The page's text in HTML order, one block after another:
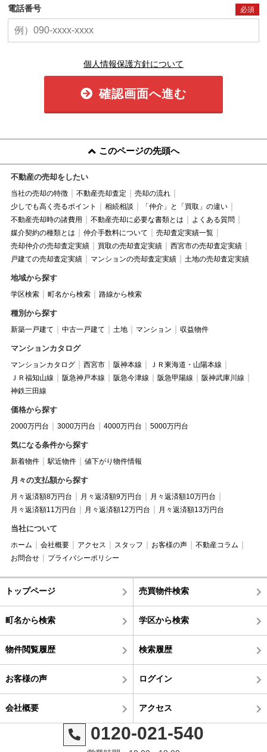
電話番号 必須
個人情報保護方針について
確認画面へ進む
このページの先頭へ
不動産の売却をしたい
当社の売却の特徴 不動産売却査定
売却の流れ
少しでも高く売るポイント
相続相談
「仲介」と「買取」の違い
不動産売却時の諸費用
不動産売却に必要な書類とは
よくある質問
媒介契約の種類とは
仲介手数料について
売却査定実績一覧
売却仲介の売却査定実績
買取の売却査定実績
西宮市の売却査定実績
戸建ての売却査定実績
マンションの売却査定実績 土地の売却査定実績
地域から探す
学区検索 町名から検索 路線から検索
種別から探す
新築一戸建て 中古一戸建て 土地 マンション 収益物件
マンションカタログ
マンションカタログ 西宮市 阪神本線
ＪＲ東海道・山陽本線
ＪＲ福知山線
阪急神戸本線 阪急今津線 阪急甲陽線
阪神武庫川線
神鉄三田線
価格から探す
2000万円台 3000万円台 4000万円台 5000万円台
気になる条件から探す
新着物件 駅近物件 値下がり物件情報
月々の支払額から探す
月々返済額8万円台 月々返済額9万円台
月々返済額10万円台
月々返済額11万円台
月々返済額12万円台 月々返済額13万円台
当社について
ホーム 会社概要 アクセス スタッフ お客様の声
不動産コラム
お問合せ
プライバシーポリシー
トップページ 売買物件検索
町名から検索 学区から検索
物件閲覧履歴 検索履歴
お客様の声 ログイン
会社概要 アクセス
0120-021-540